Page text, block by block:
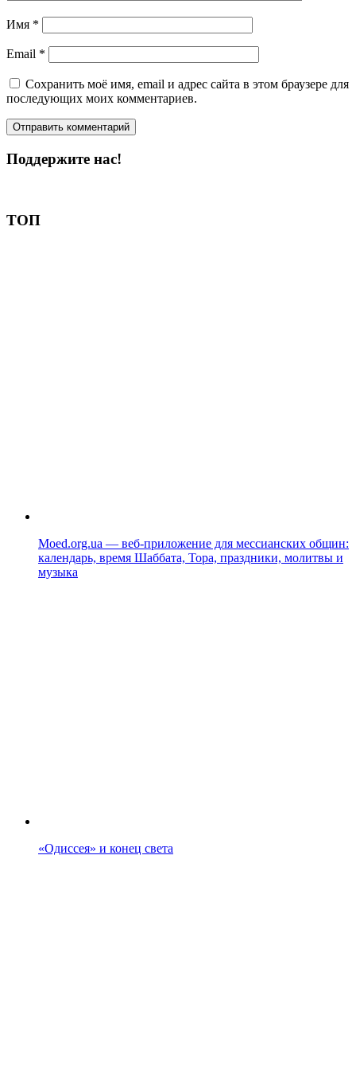
Имя *
Email *
Сохранить моё имя, email и адрес сайта в этом браузере для
последующих моих комментариев.
Поддержите нас!
ТОП
Moed.org.ua — веб-приложение для мессианских общин:
календарь, время Шаббата, Тора, праздники, молитвы и
музыка
«Одиссея» и конец света